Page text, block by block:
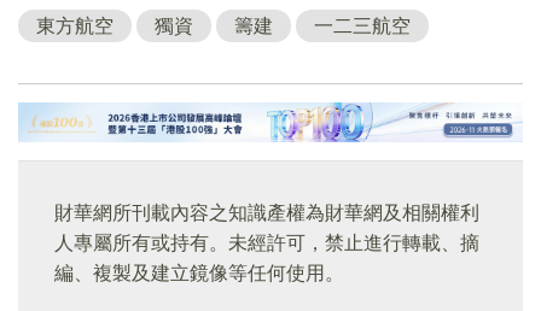
東方航空 獨資 籌建 一二三航空
財華網所刊載內容之知識產權為財華網及相關權利
人專屬所有或持有。未經許可，禁止進行轉載、摘
編、複製及建立鏡像等任何使用。